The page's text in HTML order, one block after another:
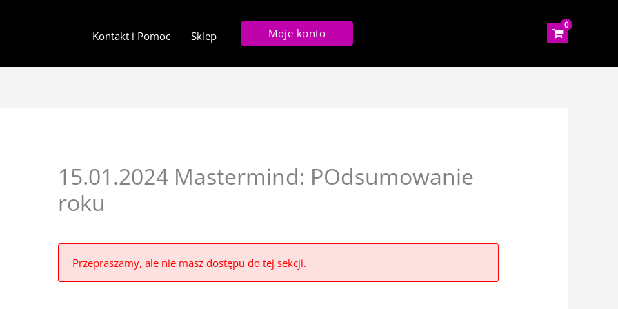
Kontakt i Pomoc Sklep Moje konto
15.01.2024 Mastermind: POdsumowanie
roku
Przepraszamy, ale nie masz dostępu do tej sekcji.